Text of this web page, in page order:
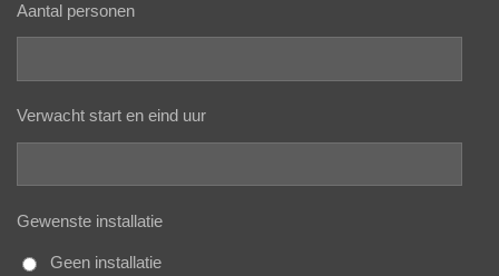
Aantal personen
Verwacht start en eind uur
Gewenste installatie
Geen installatie